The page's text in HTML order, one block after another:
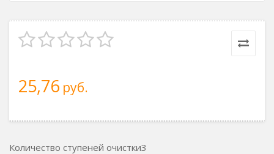
25,76 руб.
Количество ступеней очистки3